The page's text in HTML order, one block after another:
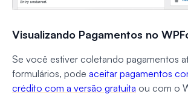
Visualizando Pagamentos no
Se você estiver coletando pagamentos
formulários, pode aceitar pagamentos
crédito com a versão gratuita ou com o